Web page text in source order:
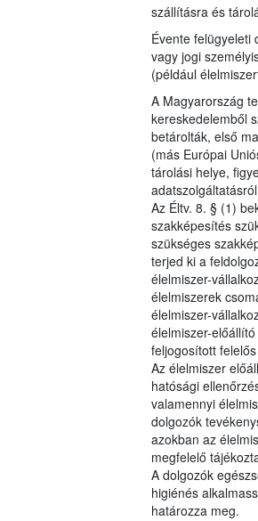
szállításra és
Évente felügyeleti
vagy jogi
(például
A Magyarország
kereskedelemből
betárolták, első
(más Európai
tárolási helye,
Az Éltv. 8. § (1)
szakképesítés
szükséges
terjed ki a
élelmiszer-
élelmiszerek
élelmiszer-
élelmiszer-
feljogosított
Az élelmiszer
hatósági
valamennyi
dolgozók
azokban az
megfelelő
A dolgozók
higiénés
határozza meg.